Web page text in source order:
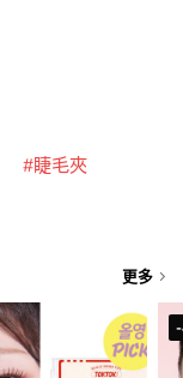
睫毛夾
更多